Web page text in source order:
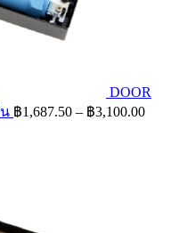
DOOR
฿1,687.50 – ฿3,100.00Price